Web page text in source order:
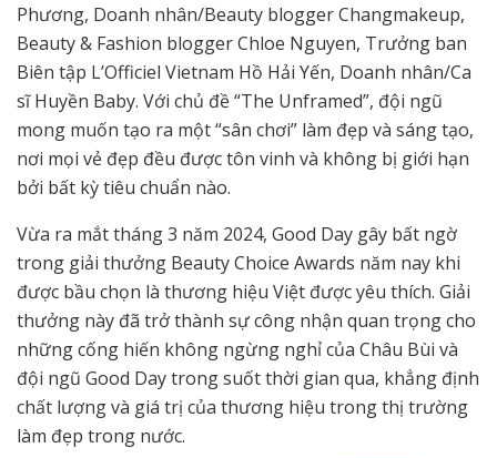
Phương, Doanh nhân/Beauty blogger Changmakeup,
Beauty & Fashion blogger Chloe Nguyen, Trưởng ban
Biên tập L’Officiel Vietnam Hồ Hải Yến, Doanh nhân/Ca
sĩ Huyền Baby. Với chủ đề “The Unframed”, đội ngũ
mong muốn tạo ra một “sân chơi” làm đẹp và sáng tạo,
nơi mọi vẻ đẹp đều được tôn vinh và không bị giới hạn
bởi bất kỳ tiêu chuẩn nào.
Vừa ra mắt tháng 3 năm 2024, Good Day gây bất ngờ
trong giải thưởng Beauty Choice Awards năm nay khi
được bầu chọn là thương hiệu Việt được yêu thích. Giải
thưởng này đã trở thành sự công nhận quan trọng cho
những cống hiến không ngừng nghỉ của Châu Bùi và
đội ngũ Good Day trong suốt thời gian qua, khẳng định
chất lượng và giá trị của thương hiệu trong thị trường
làm đẹp trong nước.